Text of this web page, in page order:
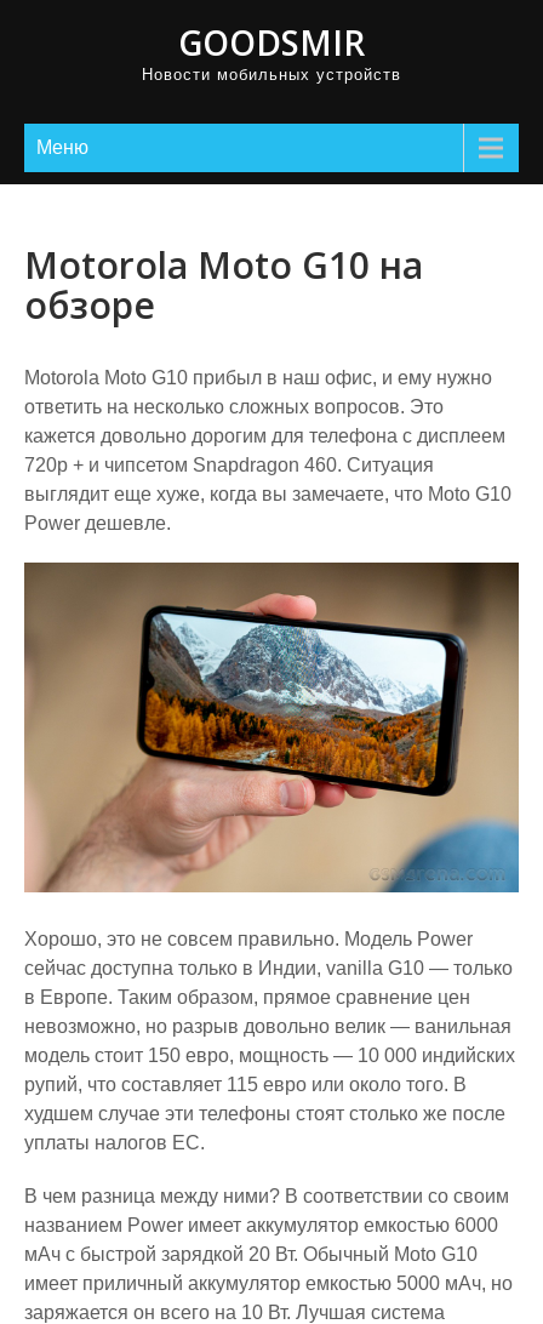
GOODSMIR
Новости мобильных устройств
Меню
Motorola Moto G10 на
обзоре
Motorola Moto G10 прибыл в наш офис, и ему нужно
ответить на несколько сложных вопросов. Это
кажется довольно дорогим для телефона с дисплеем
720p + и чипсетом Snapdragon 460. Ситуация
выглядит еще хуже, когда вы замечаете, что Moto G10
Power дешевле.
Хорошо, это не совсем правильно. Модель Power
сейчас доступна только в Индии, vanilla G10 — только
в Европе. Таким образом, прямое сравнение цен
невозможно, но разрыв довольно велик — ванильная
модель стоит 150 евро, мощность — 10 000 индийских
рупий, что составляет 115 евро или около того. В
худшем случае эти телефоны стоят столько же после
уплаты налогов ЕС.
В чем разница между ними? В соответствии со своим
названием Power имеет аккумулятор емкостью 6000
мАч с быстрой зарядкой 20 Вт. Обычный Moto G10
имеет приличный аккумулятор емкостью 5000 мАч, но
заряжается он всего на 10 Вт. Лучшая система